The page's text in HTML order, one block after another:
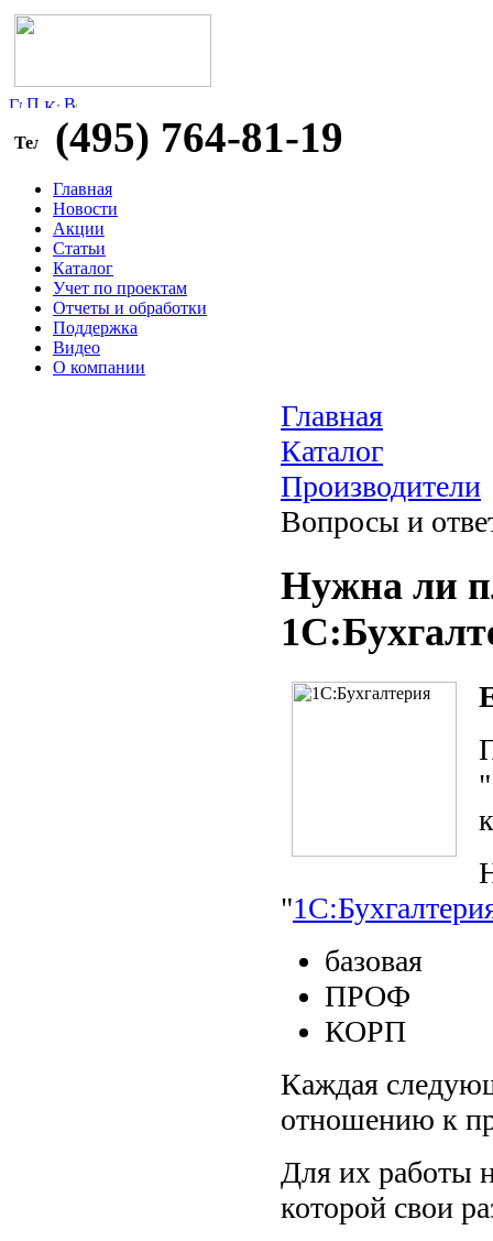
(495) 764-81-19
Главная
Новости
Акции
Статьи
Каталог
Учет по проектам
Отчеты и обработки
Поддержка
Видео
О компании
Главная
Каталог
Производители
Вопросы и
Нужна ли
"
базовая
ПРОФ
КОРП
Каждая
отношению к
Для их работы
которой свои